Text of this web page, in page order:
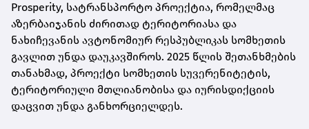
Prosperity, სატრანსპორტო პროექტია, რომელმაც
აზერბაიჯანის ძირითად ტერიტორიასა და
ნახიჩევანის ავტონომიურ რესპუბლიკას სომხეთის
გავლით უნდა დაუკავშიროს. 2025 წლის შეთანხმების
თანახმად, პროექტი სომხეთის სუვერენიტეტის,
ტერიტორიული მთლიანობისა და იურისდიქციის
დაცვით უნდა განხორციელდეს.